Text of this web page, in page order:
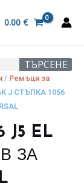
0.00 €
ТЪРСЕНЕ
/ Ремъци за
J СТЪПКА 1056
J5 EL
ЗА